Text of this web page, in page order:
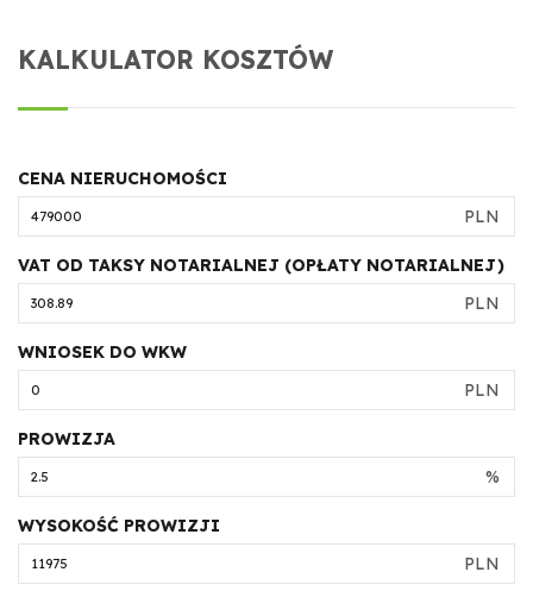
KALKULATOR KOSZTÓW
CENA NIERUCHOMOŚCI
PLN
VAT OD TAKSY NOTARIALNEJ (OPŁATY NOTARIALNEJ)
PLN
WNIOSEK DO WKW
PLN
PROWIZJA
%
WYSOKOŚĆ PROWIZJI
PLN